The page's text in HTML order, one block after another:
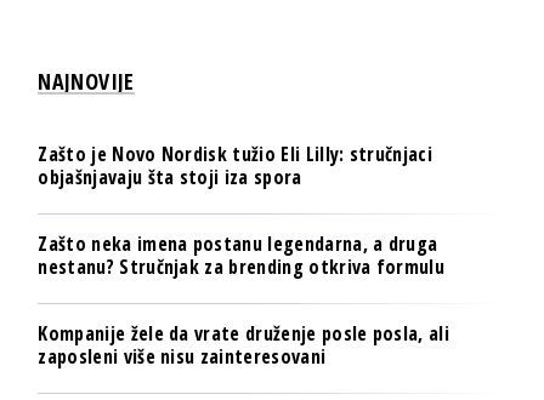
NAJNOVIJE
Zašto je Novo Nordisk tužio Eli Lilly: stručnjaci
objašnjavaju šta stoji iza spora
Zašto neka imena postanu legendarna, a druga
nestanu? Stručnjak za brending otkriva formulu
Kompanije žele da vrate druženje posle posla, ali
zaposleni više nisu zainteresovani